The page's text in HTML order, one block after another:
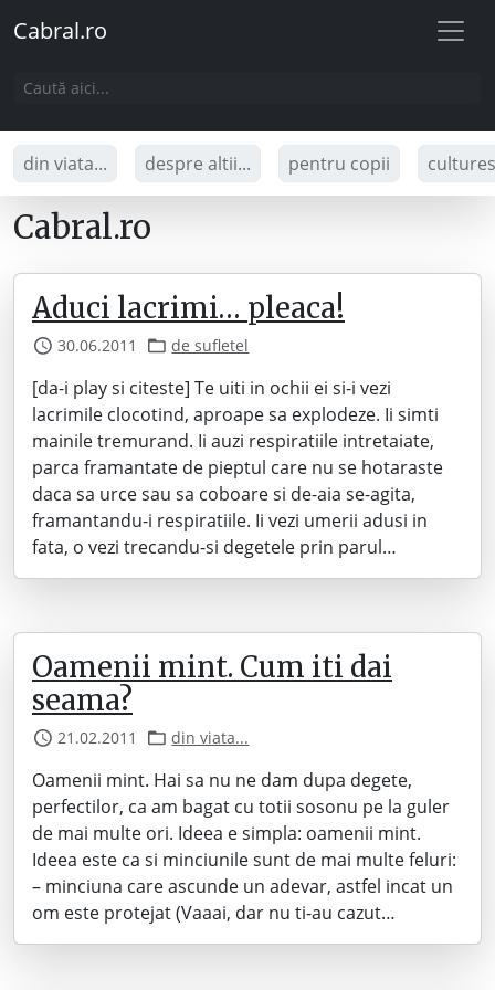
Cabral.ro
din viata... despre altii... pentru copii
Cabral.ro
Aduci lacrimi… pleaca!
30.06.2011 de sufletel
[da-i play si citeste] Te uiti in ochii ei si-i vezi
lacrimile clocotind, aproape sa explodeze. Ii simti
mainile tremurand. Ii auzi respiratiile intretaiate,
parca framantate de pieptul care nu se hotaraste
daca sa urce sau sa coboare si de-aia se-agita,
framantandu-i respiratiile. Ii vezi umerii adusi in
fata, o vezi trecandu-si degetele prin parul…
Oamenii mint. Cum iti dai
seama?
21.02.2011 din viata...
Oamenii mint. Hai sa nu ne dam dupa degete,
perfectilor, ca am bagat cu totii sosonu pe la guler
de mai multe ori. Ideea e simpla: oamenii mint.
Ideea este ca si minciunile sunt de mai multe feluri:
– minciuna care ascunde un adevar, astfel incat un
om este protejat (Vaaai, dar nu ti-au cazut…